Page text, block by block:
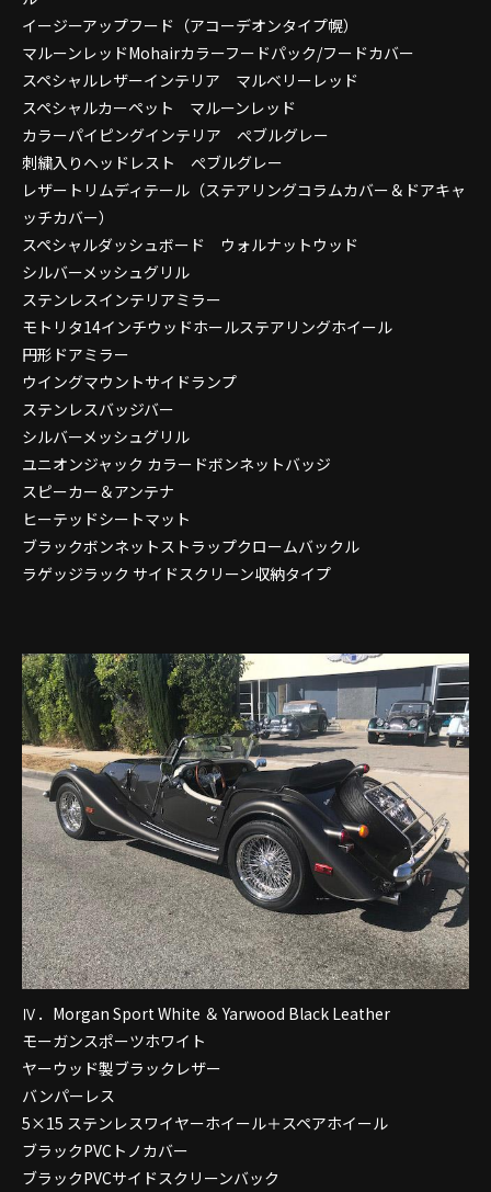
イージーアップフード（アコーデオンタイプ幌）
マルーンレッドMohairカラーフードパック/フードカバー
スペシャルレザーインテリア マルベリーレッド
スペシャルカーペット マルーンレッド
カラーパイピングインテリア ぺブルグレー
刺繍入りヘッドレスト ぺブルグレー
レザートリムディテール（ステアリングコラムカバー＆ドアキャ
ッチカバー）
スペシャルダッシュボード ウォルナットウッド
シルバーメッシュグリル
ステンレスインテリアミラー
モトリタ14インチウッドホールステアリングホイール
円形ドアミラー
ウイングマウントサイドランプ
ステンレスバッジバー
シルバーメッシュグリル
ユニオンジャック カラードボンネットバッジ
スピーカー＆アンテナ
ヒーテッドシートマット
ブラックボンネットストラップクロームバックル
ラゲッジラック サイドスクリーン収納タイプ
Ⅳ．Morgan Sport White ＆ Yarwood Black Leather
モーガンスポーツホワイト
ヤーウッド製ブラックレザー
バンパーレス
5×15 ステンレスワイヤーホイール＋スペアホイール
ブラックPVCトノカバー
ブラックPVCサイドスクリーンバック